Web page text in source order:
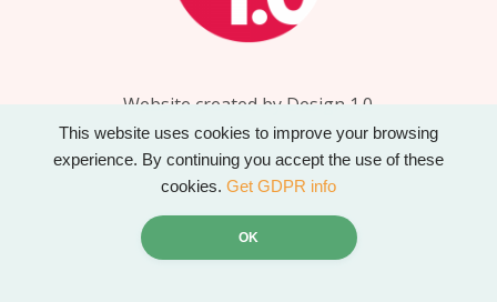
This website uses cookies to improve your browsing
experience. By continuing you accept the use of these
cookies. Get GDPR info
OK
Website created by Design 1.0
www.designonepointzero.co.uk